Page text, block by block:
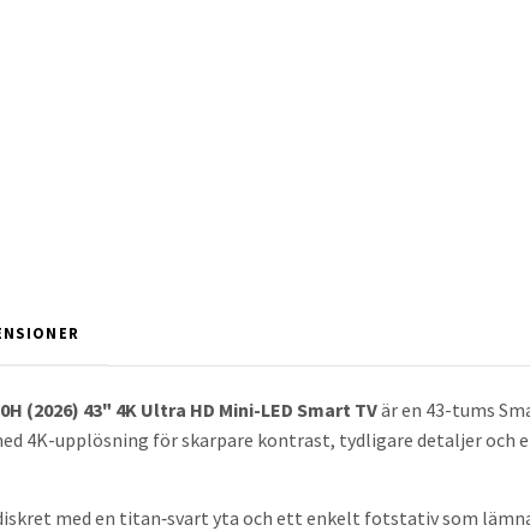
(2026) 43" 4K Ultra HD Mini-LED Smart TVär en 43-tums
4K-upplösning för skarpare kontrast, tydligare detaljer och
med en titan‑svart yta och ett enkelt fotstativ som